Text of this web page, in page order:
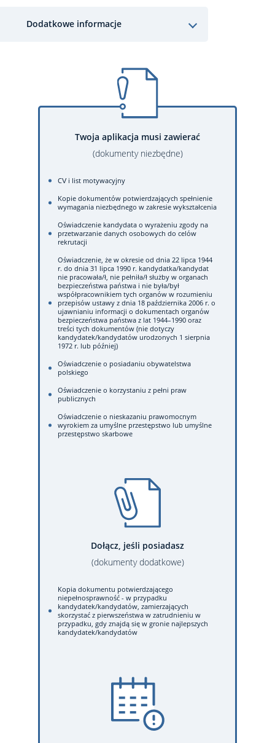
Dodatkowe informacje
Twoja aplikacja musi zawierać
(dokumenty niezbędne)
CV i list motywacyjny
Kopie dokumentów potwierdzających spełnienie
wymagania niezbędnego w zakresie wykształcenia
Oświadczenie kandydata o wyrażeniu zgody na
przetwarzanie danych osobowych do celów
rekrutacji
Oświadczenie, że w okresie od dnia 22 lipca 1944
r. do dnia 31 lipca 1990 r. kandydatka/kandydat
nie pracowała/ł, nie pełniła/ł służby w organach
bezpieczeństwa państwa i nie była/był
współpracownikiem tych organów w rozumieniu
przepisów ustawy z dnia 18 października 2006 r. o
ujawnianiu informacji o dokumentach organów
bezpieczeństwa państwa z lat 1944–1990 oraz
treści tych dokumentów (nie dotyczy
kandydatek/kandydatów urodzonych 1 sierpnia
1972 r. lub później)
Oświadczenie o posiadaniu obywatelstwa
polskiego
Oświadczenie o korzystaniu z pełni praw
publicznych
Oświadczenie o nieskazaniu prawomocnym
wyrokiem za umyślne przestępstwo lub umyślne
przestępstwo skarbowe
Dołącz, jeśli posiadasz
(dokumenty dodatkowe)
Kopia dokumentu potwierdzającego
niepełnosprawność - w przypadku
kandydatek/kandydatów, zamierzających
skorzystać z pierwszeństwa w zatrudnieniu w
przypadku, gdy znajdą się w gronie najlepszych
kandydatek/kandydatów